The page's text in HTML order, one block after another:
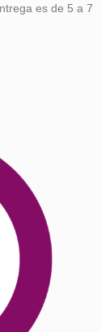
es de 5 a 7